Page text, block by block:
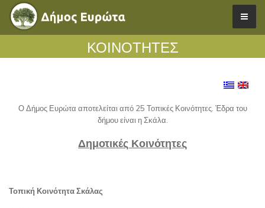
ΚΟΙΝΟΤΗΤΕΣ
Ο Δήμος Ευρώτα αποτελείται από 25 Τοπικές Κοινότητες. Έδρα του
δήμου είναι η Σκάλα.
Δημοτικές Κοινότητες
Τοπική Κοινότητα Σκάλας